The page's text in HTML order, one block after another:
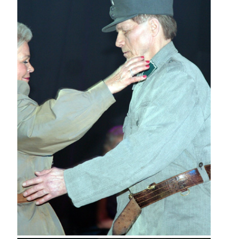
Matti Lankila ja Riitta
Kivimäki